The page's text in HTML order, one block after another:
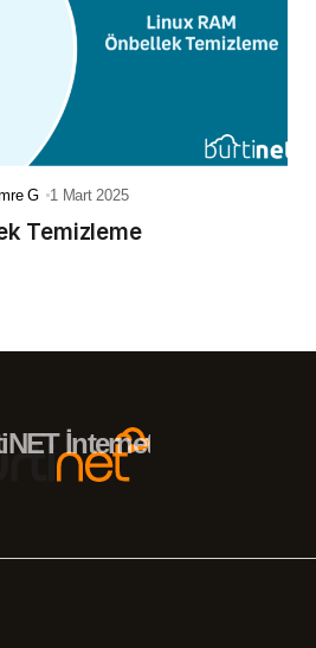
G 1 Mart 2025
Temizleme
İnternet Hizmetleri –